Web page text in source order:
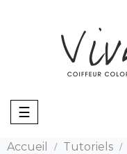
Basculer
la
navigation
☰
Accueil Tutoriels